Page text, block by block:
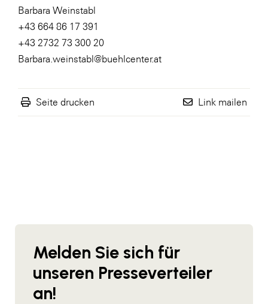
Barbara Weinstabl
+43 664 86 17 391
+43 2732 73 300 20
Barbara.weinstabl@buehlcenter.at
Seite drucken Link mailen
Melden Sie sich für
unseren Presseverteiler
an!